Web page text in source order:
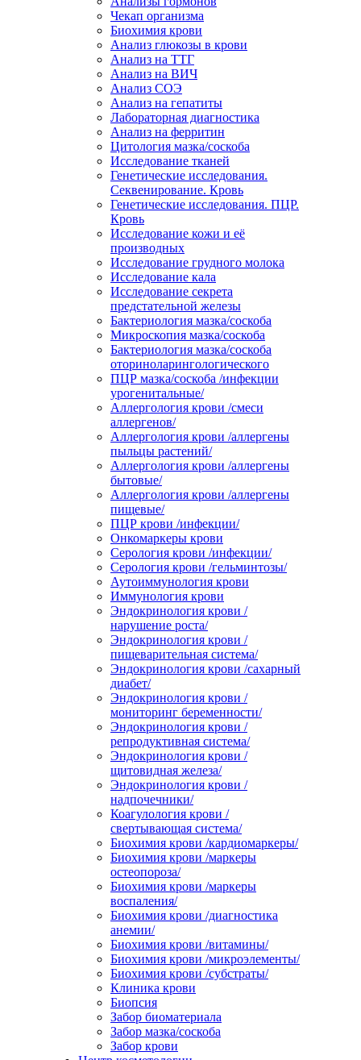
Чекап организма
Биохимия крови
Анализ глюкозы в крови
Анализ на ТТГ
Анализ на ВИЧ
Анализ СОЭ
Анализ на гепатиты
Лабораторная диагностика
Анализ на ферритин
Цитология мазка/соскоба
Исследование тканей
Генетические исследования.
Секвенирование. Кровь
Генетические исследования. ПЦР.
Кровь
Исследование кожи и её
производных
Исследование грудного молока
Исследование кала
Исследование секрета
предстательной железы
Бактериология мазка/соскоба
Микроскопия мазка/соскоба
Бактериология мазка/соскоба
оториноларингологического
ПЦР мазка/соскоба /инфекции
урогенитальные/
Аллергология крови /смеси
аллергенов/
Аллергология крови /аллергены
пыльцы растений/
Аллергология крови /аллергены
бытовые/
Аллергология крови /аллергены
пищевые/
ПЦР крови /инфекции/
Онкомаркеры крови
Серология крови /инфекции/
Серология крови /гельминтозы/
Аутоиммунология крови
Иммунология крови
Эндокринология крови /
нарушение роста/
Эндокринология крови /
пищеварительная система/
Эндокринология крови /сахарный
диабет/
Эндокринология крови /
мониторинг беременности/
Эндокринология крови /
репродуктивная система/
Эндокринология крови /
щитовидная железа/
Эндокринология крови /
надпочечники/
Коагулология крови /
свертывающая система/
Биохимия крови /кардиомаркеры/
Биохимия крови /маркеры
остеопороза/
Биохимия крови /маркеры
воспаления/
Биохимия крови /диагностика
анемии/
Биохимия крови /витамины/
Биохимия крови /микроэлементы/
Биохимия крови /субстраты/
Клиника крови
Биопсия
Забор биоматериала
Забор мазка/соскоба
Забор крови